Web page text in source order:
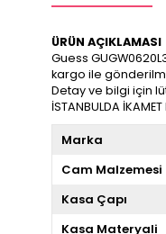
ÜRÜN AÇIKLAMASI
Guess
kargo ile
Detay ve bilgi için
İSTANBULDA İKAMET
Marka
Cam Malzemesi
Kasa Çapı
Kasa Materyali